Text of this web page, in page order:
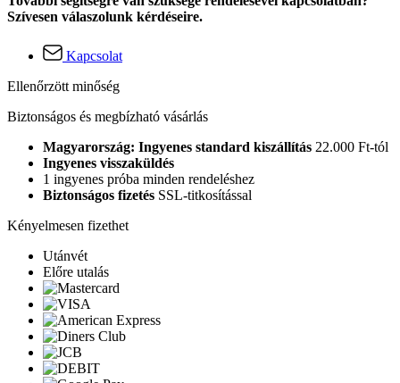
Szívesen válaszolunk kérdéseire.
Kapcsolat
Ellenőrzött minőség
Biztonságos és megbízható vásárlás
Magyarország: Ingyenes standard kiszállítás 22.000 Ft-tól
Ingyenes visszaküldés
1 ingyenes próba minden rendeléshez
Biztonságos fizetés SSL-titkosítással
Kényelmesen fizethet
Utánvét
Előre utalás